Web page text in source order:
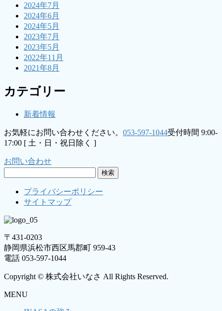
2024年7月
2024年6月
2024年5月
2023年7月
2023年5月
2022年11月
2021年8月
カテゴリー
新着情報
お気軽にお問い合わせください。 053-597-1044受付時間 9:00-
17:00 [ 土・日・祝日除く ]
お問い合わせ
プライバシーポリシー
サイトマップ
〒431-0203
静岡県浜松市西区馬郡町 959-43
電話 053-597-1044
Copyright © 株式会社いなさ All Rights Reserved.
MENU